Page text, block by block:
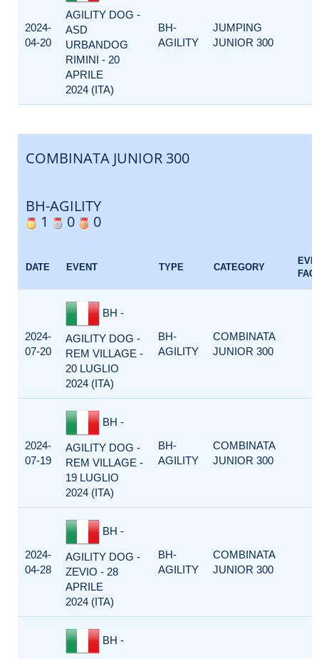
2024-
04-20
AGILITY DOG -
ASD
URBANDOG
RIMINI - 20
APRILE
2024 (ITA)
BH-
AGILITY
JUMPING
JUNIOR 300
COMBINATA JUNIOR 300
BH-AGILITY
1
0 0
DATE EVENT TYPE CATEGORY
2024-
07-20
BH -
AGILITY DOG -
REM VILLAGE -
20 LUGLIO
2024 (ITA)
BH-
AGILITY
COMBINATA
JUNIOR 300
2024-
07-19
BH -
AGILITY DOG -
REM VILLAGE -
19 LUGLIO
2024 (ITA)
BH-
AGILITY
COMBINATA
JUNIOR 300
2024-
04-28
BH -
AGILITY DOG -
ZEVIO - 28
APRILE
2024 (ITA)
BH-
AGILITY
COMBINATA
JUNIOR 300
BH -